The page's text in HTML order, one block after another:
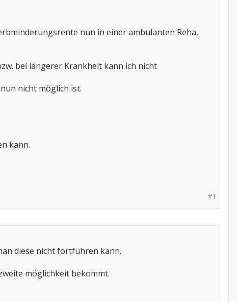
nun in einer ambulanten Reha,
bei längerer Krankheit kann ich nicht
nicht möglich ist.
kann.
#1
diese nicht fortführen kann.
möglichkeit bekommt.